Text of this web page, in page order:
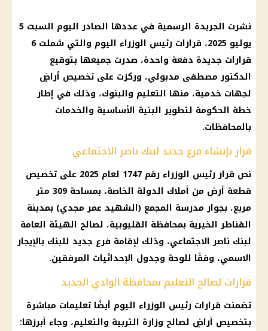
نشرت الجريدة الرسمية في عددها الصادراليوم
السبت 5
يوليو 2025، قرارات رئيس الوزراء
اليوم
والتي شملت 6
قرارات جديدة دفعة واحدة، صدرت جميعها بتوقيع
الدكتور مصطفى مدبولي، وركزت على تخصيص أراضٍ
لجهات خدمية، منها التعليم والبنوك، وذلك في إطار
خطة الحكومة لتطوير البنية الأساسية والخدمات
بالمحافظات.
قرار بإنشاء فرع جديد لبنك ناصر الاجتماعي
نص قرار رئيس الوزراء
رقم 1747 لعام 2025 على تخصيص
قطعة أرض من أملاك الدولة
الخاصة، بمساحة 309 متر
مربع، بجوار مدرسة المجمع (الشهيد عمر مجدي) بمدينة
القناطر الخيرية بمحافظة القليوبية، لصالح الهيئة العامة
لبنك ناصر الاجتماعي، وذلك لإقامة فرع جديد للبنك بالإيجار
الاسمي، وفقًا للوحة وجدول الإحداثيات المرفقين.
قرارات لصالح التعليم بمحافظة الوادي الجديد
تضمنت قرارات رئيس الوزراء اليوم أيضًا تعليمات مباشرة
بتخصيص أراضٍ لصالح وزارة التربية والتعليم، وجاء أبرزها: